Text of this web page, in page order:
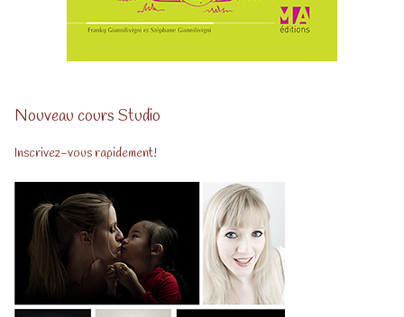
Nouveau cours Studio
Inscrivez-vous rapidement!